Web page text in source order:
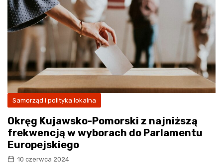
Samorząd i polityka lokalna
Okręg Kujawsko-Pomorski z najniższą
frekwencją w wyborach do Parlamentu
Europejskiego
10 czerwca 2024